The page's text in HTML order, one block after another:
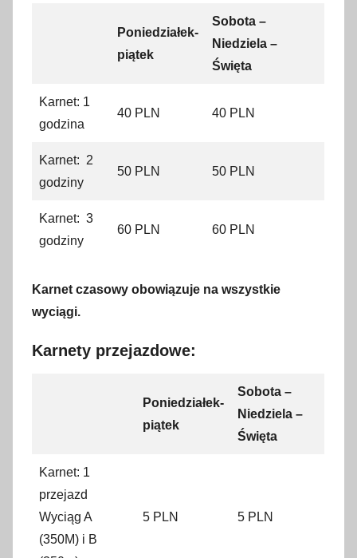
Poniedziałek-
piątek
Sobota –
Niedziela –
Święta
Karnet: 1
godzina
40 PLN 40 PLN
Karnet: 2
godziny
50 PLN 50 PLN
Karnet: 3
godziny
60 PLN 60 PLN
Karnet czasowy obowiązuje na wszystkie
wyciągi.
Karnety przejazdowe:
Poniedziałek-
piątek
Sobota –
Niedziela –
Święta
Karnet: 1
przejazd
Wyciąg A
(350M) i B
5 PLN 5 PLN